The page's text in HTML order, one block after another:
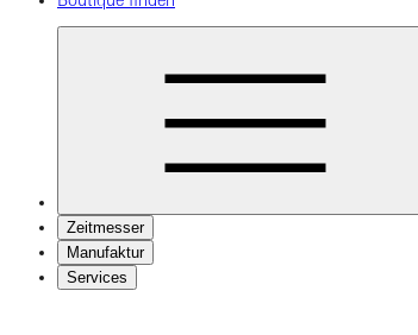
Zeitmesser
Manufaktur
Services